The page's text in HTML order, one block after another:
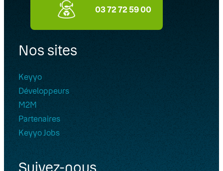
03 72 72 59 00
Nos sites
Keyyo
Développeurs
M2M
Partenaires
Keyyo Jobs
Suivez-nous